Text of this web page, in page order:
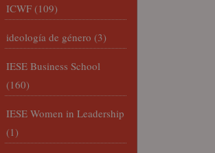
ICWF (109)
ideología de género (3)
IESE Business School
(160)
IESE Women in Leadership
(1)